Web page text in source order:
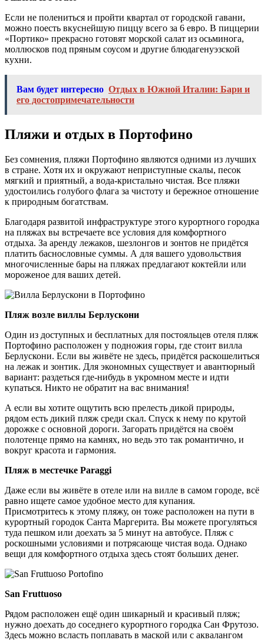
Если не полениться и пройти квартал от городской гавани,
можно поесть вкуснейшую пиццу всего за 6 евро. В пиццерии
«Портико» прекрасно готовят морской салат из осьминога,
моллюсков под пряным соусом и другие блюдагенуэзской
кухни.
Вам будет интересно Отдых в Южной Италии: Бари и
его достопримечательности
Пляжи и отдых в Портофино
Без сомнения, пляжи Портофино являются одними из лучших
в стране. Хотя их и окружают неприступные скалы, песок
мягкий и приятный, а вода-кристально чистая. Все пляжи
удостоились голубого флага за чистоту и бережное отношение
к природным богатствам.
Благодаря развитой инфраструктуре этого курортного городка
на пляжах вы встречаете все условия для комфортного
отдыха. За аренду лежаков, шезлонгов и зонтов не придётся
платить баснословные суммы. А для вашего удовольствия
многочисленные бары на пляжах предлагают коктейли или
мороженое для ваших детей.
Пляж возле виллы Берлускони
Один из доступных и бесплатных для постояльцев отеля пляж
Портофино расположен у подножия горы, где стоит вилла
Берлускони. Если вы живёте не здесь, придётся раскошелиться
на лежак и зонтик. Для экономных существует и авантюрный
вариант: раздеться где-нибудь в укромном месте и идти
купаться. Никто не обратит на вас внимания!
А если вы хотите ощутить всю прелесть дикой природы,
рядом есть дикий пляж среди скал. Спуск к нему по крутой
дорожке с основной дороги. Загорать придётся на своём
полотенце прямо на камнях, но ведь это так романтично, и
вокруг красота и гармония.
Пляж в местечке Paraggi
Даже если вы живёте в отеле или на вилле в самом городе, всё
равно ищете самое удобное место для купания.
Присмотритесь к этому пляжу, он тоже расположен на пути в
курортный городок Санта Маргерита. Вы можете прогуляться
туда пешком или доехать за 5 минут на автобусе. Пляж с
роскошными условиями и потрясающе чистая вода. Однако
вещи для комфортного отдыха здесь стоят больших денег.
San Fruttuoso
Рядом расположен ещё один шикарный и красивый пляж;
нужно доехать до соседнего курортного городка Сан Фрутозо.
Здесь можно всласть поплавать в маской или с аквалангом